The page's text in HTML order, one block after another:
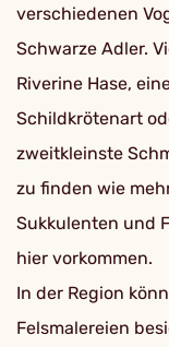
verschiedenen
Schwarze Adler.
Riverine Hase,
Schildkrötenart
zweitkleinste
zu finden wie
Sukkulenten und
hier vorkommen.
In der Region
Felsmalereien